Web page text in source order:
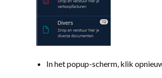
In het popup-scherm, klik